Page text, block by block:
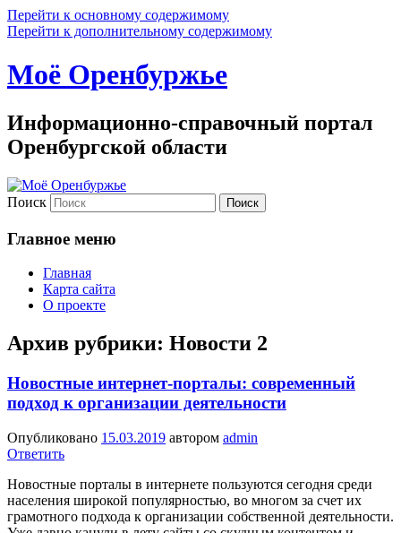
Перейти к основному содержимому
Перейти к дополнительному содержимому
Моё Оренбуржье
Информационно-справочный портал
Оренбургской области
Поиск
Главное меню
Главная
Карта сайта
О проекте
Архив рубрики: Новости 2
Новостные интернет-порталы: современный
подход к организации деятельности
Опубликовано 15.03.2019 автором admin
Ответить
Новостные порталы в интернете пользуются сегодня среди
населения широкой популярностью, во многом за счет их
грамотного подхода к организации собственной деятельности.